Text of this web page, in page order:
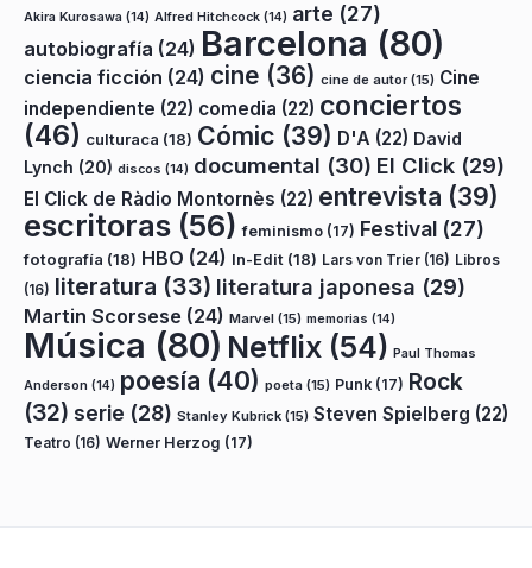
Akira Kurosawa (14) Alfred Hitchcock (14) arte (27)
autobiografía (24) Barcelona (80)
ciencia ficción (24) cine (36) cine de autor(15) Cine
independiente (22) comedia (22) conciertos
(46) culturaca (18) Cómic (39) D'A (22) David
Lynch (20) discos (14) documental (30) El Click (29)
El Click de Ràdio Montornès (22) entrevista (39)
escritoras (56) feminismo (17) Festival (27)
fotografía (18) HBO (24) In-Edit (18) Lars von Trier (16) Libros
(16) literatura (33) literatura japonesa (29)
Martin Scorsese (24) Marvel (15) memorias (14)
Música (80) Netflix (54) Paul Thomas
Anderson (14) poesía (40) poeta (15) Punk (17) Rock
(32) serie (28) Stanley Kubrick (15) Steven Spielberg (22)
Teatro (16) Werner Herzog (17)